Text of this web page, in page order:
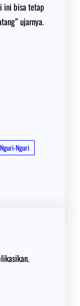
ini bisa tetap
ujarnya.
Nguri-Nguri